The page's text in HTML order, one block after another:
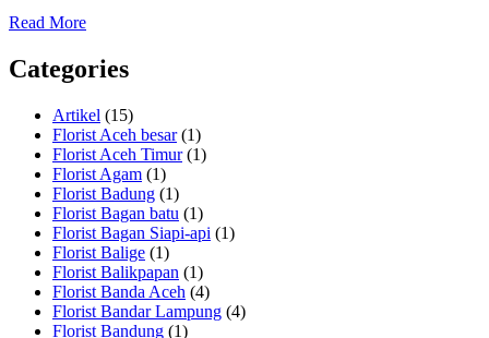
Read More
Categories
Artikel (15)
Florist Aceh besar(1)
Florist Aceh Timur(1)
Florist Agam (1)
Florist Badung (1)
Florist Bagan batu (1)
Florist Bagan Siapi-api (1)
Florist Balige (1)
Florist Balikpapan (1)
Florist Banda Aceh (4)
Florist Bandar Lampung (4)
Florist Bandung (1)